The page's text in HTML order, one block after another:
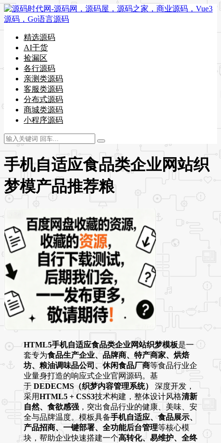
精选源码
AI干货
捡漏区
各行源码
亲测类源码
客服类源码
分布式源码
商城类源码
小程序源码
手机自适应食品类企业网站织
梦模产品推荐粮
HTML5手机自适应食品类企业网站织梦模板是一
套专为食品生产企业、品牌商、特产商家、烘焙
坊、粮油调味品公司、休闲食品厂商等食品行业企
业量身打造的响应式企业官网源码。基
于 DEDECMS（织梦内容管理系统）
深度开发，
采用HTML5 + CSS3技术构建，整体设计风格清新
自然、食欲感强 ，突出食品行业的健康、美味、安
全与品牌温度。模板具备手机自适应、食品展示、
产品招商、一键部署、全功能后台管理等核心模
块，帮助企业快速搭建一个高转化、易维护、全终